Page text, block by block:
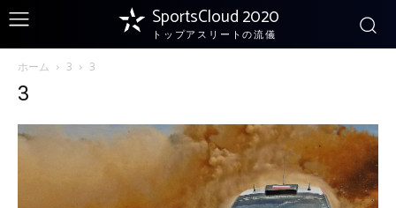
SportsCloud 2020
トップアスリートの流儀
ホーム 3 3
3